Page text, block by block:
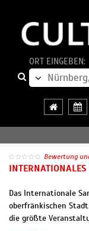
ORT EINGEBEN:
Bewertung
Das Internationale
oberfränkischen
die größte